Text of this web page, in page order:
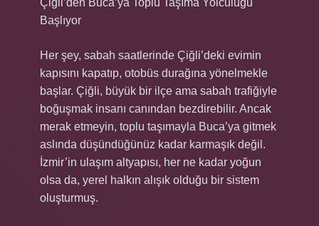
Çiğli’den Buca’ya Toplu Taşıma Yolculuğu
Başlıyor
Her şey, sabah saatlerinde Çiğli’deki evimin
kapısını kapatıp, otobüs durağına yönelmekle
başlar. Çiğli, büyük bir ilçe ama sabah trafiğiyle
boğuşmak insanı canından bezdirebilir. Ancak
merak etmeyin, toplu taşımayla Buca’ya gitmek
aslında düşündüğünüz kadar karmaşık değil.
İzmir’in ulaşım altyapısı, her ne kadar yoğun
olsa da, yerel halkın alışık olduğu bir sistem
oluşturmuş.